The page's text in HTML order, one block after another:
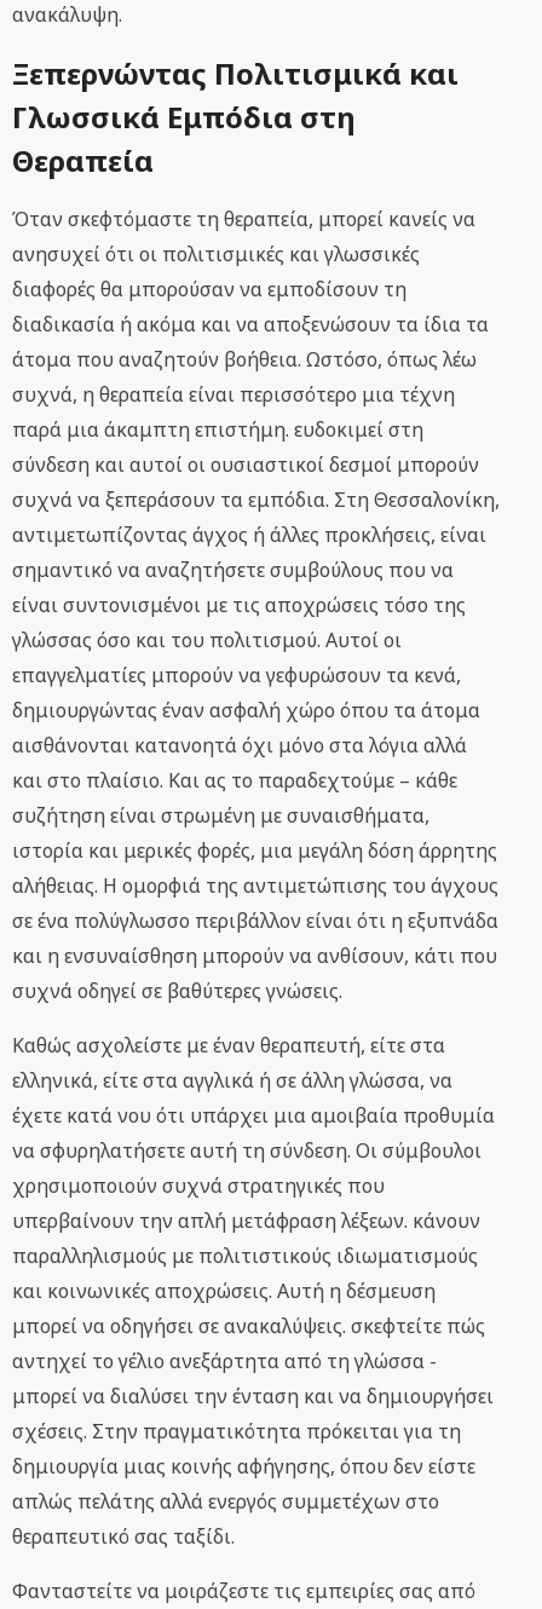
ανακάλυψη.
Ξεπερνώντας Πολιτισμικά και
Γλωσσικά Εμπόδια στη
Θεραπεία
Όταν σκεφτόμαστε τη θεραπεία, μπορεί κανείς να
ανησυχεί ότι οι πολιτισμικές και γλωσσικές
διαφορές θα μπορούσαν να εμποδίσουν τη
διαδικασία ή ακόμα και να αποξενώσουν τα ίδια τα
άτομα που αναζητούν βοήθεια. Ωστόσο, όπως λέω
συχνά, η θεραπεία είναι περισσότερο μια τέχνη
παρά μια άκαμπτη επιστήμη. ευδοκιμεί στη
σύνδεση και αυτοί οι ουσιαστικοί δεσμοί μπορούν
συχνά να ξεπεράσουν τα εμπόδια. Στη Θεσσαλονίκη,
αντιμετωπίζοντας άγχος ή άλλες προκλήσεις, είναι
σημαντικό να αναζητήσετε συμβούλους που να
είναι συντονισμένοι με τις αποχρώσεις τόσο της
γλώσσας όσο και του πολιτισμού. Αυτοί οι
επαγγελματίες μπορούν να γεφυρώσουν τα κενά,
δημιουργώντας έναν ασφαλή χώρο όπου τα άτομα
αισθάνονται κατανοητά όχι μόνο στα λόγια αλλά
και στο πλαίσιο. Και ας το παραδεχτούμε – κάθε
συζήτηση είναι στρωμένη με συναισθήματα,
ιστορία και μερικές φορές, μια μεγάλη δόση άρρητης
αλήθειας. Η ομορφιά της αντιμετώπισης του άγχους
σε ένα πολύγλωσσο περιβάλλον είναι ότι η εξυπνάδα
και η ενσυναίσθηση μπορούν να ανθίσουν, κάτι που
συχνά οδηγεί σε βαθύτερες γνώσεις.
Καθώς ασχολείστε με έναν θεραπευτή, είτε στα
ελληνικά, είτε στα αγγλικά ή σε άλλη γλώσσα, να
έχετε κατά νου ότι υπάρχει μια αμοιβαία προθυμία
να σφυρηλατήσετε αυτή τη σύνδεση. Οι σύμβουλοι
χρησιμοποιούν συχνά στρατηγικές που
υπερβαίνουν την απλή μετάφραση λέξεων. κάνουν
παραλληλισμούς με πολιτιστικούς ιδιωματισμούς
και κοινωνικές αποχρώσεις. Αυτή η δέσμευση
μπορεί να οδηγήσει σε ανακαλύψεις. σκεφτείτε πώς
αντηχεί το γέλιο ανεξάρτητα από τη γλώσσα -
μπορεί να διαλύσει την ένταση και να δημιουργήσει
σχέσεις. Στην πραγματικότητα πρόκειται για τη
δημιουργία μιας κοινής αφήγησης, όπου δεν είστε
απλώς πελάτης αλλά ενεργός συμμετέχων στο
θεραπευτικό σας ταξίδι.
Φανταστείτε να μοιράζεστε τις εμπειρίες σας από